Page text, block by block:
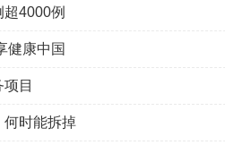
4000例
健康中国
目
何时能拆掉